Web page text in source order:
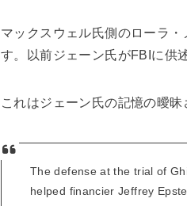
マックスウェル氏側のローラ
す。以前ジェーン氏がFBIに供
これはジェーン氏の記憶の曖
The defense at the trial of
helped financier Jeffrey